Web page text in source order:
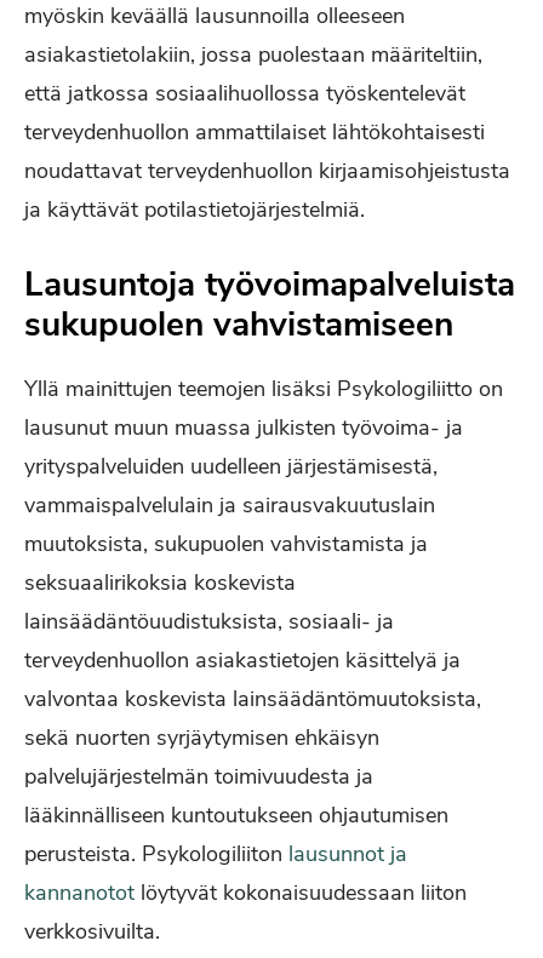
myöskin keväällä lausunnoilla olleeseen
asiakastietolakiin, jossa puolestaan määriteltiin,
että jatkossa sosiaalihuollossa työskentelevät
terveydenhuollon ammattilaiset lähtökohtaisesti
noudattavat terveydenhuollon kirjaamisohjeistusta
ja käyttävät potilastietojärjestelmiä.
Lausuntoja työvoimapalveluista
sukupuolen vahvistamiseen
Yllä mainittujen teemojen lisäksi Psykologiliitto on
lausunut muun muassa julkisten työvoima- ja
yrityspalveluiden uudelleen järjestämisestä,
vammaispalvelulain ja sairausvakuutuslain
muutoksista, sukupuolen vahvistamista ja
seksuaalirikoksia koskevista
lainsäädäntöuudistuksista, sosiaali- ja
terveydenhuollon asiakastietojen käsittelyä ja
valvontaa koskevista lainsäädäntömuutoksista,
sekä nuorten syrjäytymisen ehkäisyn
palvelujärjestelmän toimivuudesta ja
lääkinnälliseen kuntoutukseen ohjautumisen
perusteista. Psykologiliiton lausunnot ja
kannanotot löytyvät kokonaisuudessaan liiton
verkkosivuilta.